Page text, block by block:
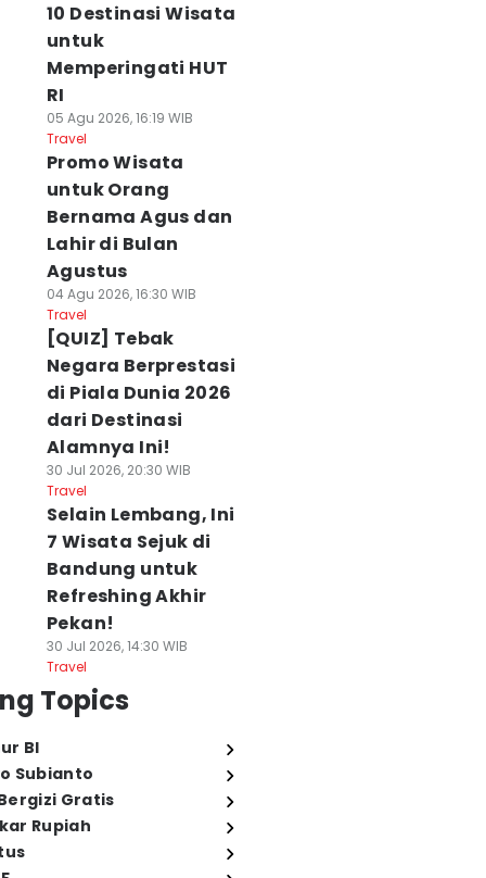
10 Destinasi Wisata
untuk
Memperingati HUT
RI
05 Agu 2026, 16:19 WIB
Travel
Promo Wisata
untuk Orang
Bernama Agus dan
Lahir di Bulan
Agustus
04 Agu 2026, 16:30 WIB
Travel
[QUIZ] Tebak
Negara Berprestasi
di Piala Dunia 2026
dari Destinasi
Alamnya Ini!
30 Jul 2026, 20:30 WIB
Travel
Selain Lembang, Ini
7 Wisata Sejuk di
Bandung untuk
Refreshing Akhir
Pekan!
30 Jul 2026, 14:30 WIB
Travel
Topics
BI
Subianto
Gratis
Rupiah